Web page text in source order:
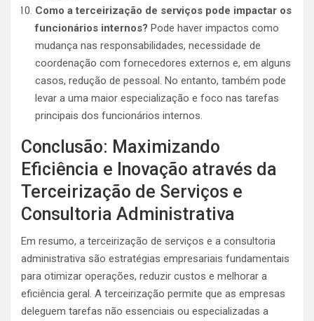
Como a terceirização de serviços pode impactar os
funcionários internos? Pode haver impactos como
mudança nas responsabilidades, necessidade de
coordenação com fornecedores externos e, em alguns
casos, redução de pessoal. No entanto, também pode
levar a uma maior especialização e foco nas tarefas
principais dos funcionários internos.
Conclusão: Maximizando
Eficiência e Inovação através da
Terceirização de Serviços e
Consultoria Administrativa
Em resumo, a terceirização de serviços e a consultoria
administrativa são estratégias empresariais fundamentais
para otimizar operações, reduzir custos e melhorar a
eficiência geral. A terceirização permite que as empresas
deleguem tarefas não essenciais ou especializadas a